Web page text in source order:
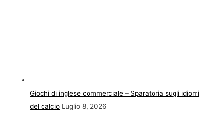
Giochi di inglese commerciale – Sparatoria sugli idiomi
del calcio Luglio 8, 2026